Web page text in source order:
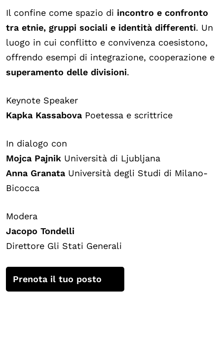
Il confine come spazio di incontro e confronto
tra etnie, gruppi sociali e identità differenti. Un
luogo in cui conflitto e convivenza coesistono,
offrendo esempi di integrazione, cooperazione e
superamento delle divisioni.
Keynote Speaker
Kapka Kassabova Poetessa e scrittrice
In dialogo con
Mojca Pajnik Università di Ljubljana
Anna Granata Università degli Studi di Milano-
Bicocca
Modera
Jacopo Tondelli
Direttore Gli Stati Generali
Prenota il tuo posto